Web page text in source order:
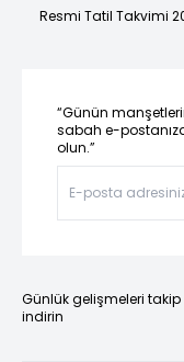
Resmi Tatil Takvimi
“Günün
sabah e-
olun.”
Günlük gelişmeleri
indirin